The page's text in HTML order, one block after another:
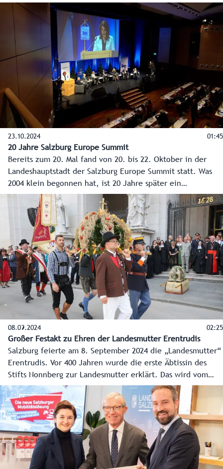
Federführend für die Organisation ist das Institut der
Regionen Europas (IRE).
23.10.2024 01:45
20 Jahre Salzburg Europe Summit
Bereits zum 20. Mal fand von 20. bis 22. Oktober in der
Landeshauptstadt der Salzburg Europe Summit statt. Was
2004 klein begonnen hat, ist 20 Jahre später ein
international renommierter Fachkongress mit Experten aus
Politik, Wirtschaft, Diplomatie und Wissenschaft. Im Video
betonen unter anderem EU- und Verfassungsministerin
Karoline Edtstadler und der EU-Kommissar für Haushalt und
Verwaltung, Johannes Hahn, die Wichtigkeit der
Veranstaltung.
08.09.2024 02:25
Großer Festakt zu Ehren der Landesmutter Erentrudis
Salzburg feierte am 8. September 2024 die „Landesmutter“
Erentrudis. Vor 400 Jahren wurde die erste Äbtissin des
Stifts Nonnberg zur Landesmutter erklärt. Das wird vom
Land Salzburg, der Erzdiözese und vom Stift Nonnberg
zuerst mit einem Festgottesdienst im Salzburger Dom und
dann mit einem großen Fest mit vielen Vereinen im
Nonntal und in der Salzburger Altstadt gefeiert.